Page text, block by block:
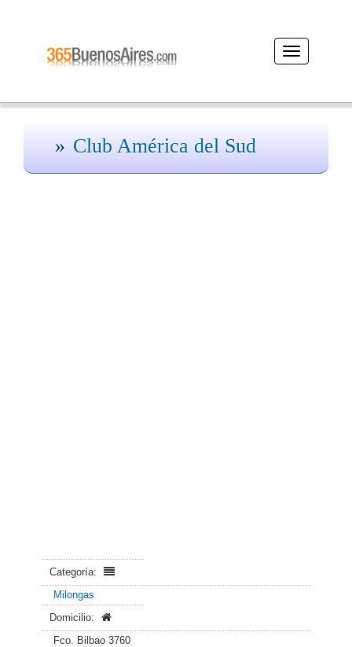
Desplegar
navegación
Club América del Sud
Categoría:
Milongas
Domicilio:
Fco. Bilbao 3760